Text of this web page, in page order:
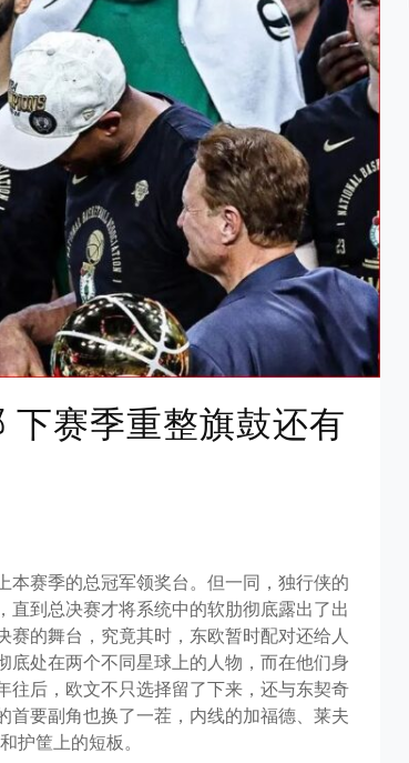
赛季重整旗鼓还有
赛季的总冠军领奖台。但一同，独行侠的
到总决赛才将系统中的软肋彻底露出了出
的舞台，究竟其时，东欧暂时配对还给人
处在两个不同星球上的人物，而在他们身
往后，欧文不只选择留了下来，还与东契奇
要副角也换了一茬，内线的加福德、莱夫
护筐上的短板。